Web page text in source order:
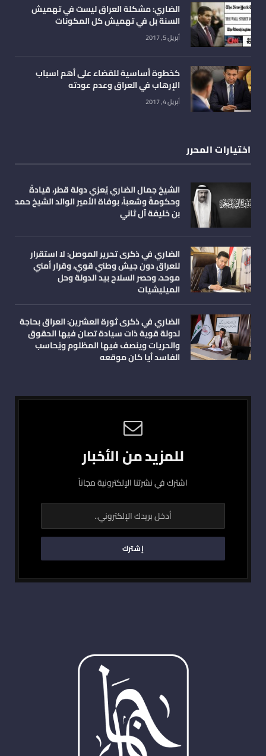
الضاري: مشكلة العراق ليست في تهميش
السنة بل في تهميش كل المكونات
أبريل 5, 2017
كخطوة أساسية للقضاء على أهم اسباب
الإرهاب في العراق وعدم عودته
أبريل 4, 2017
اختيارات المحرر
الشيخ جمال الضاري يُعزي دولة قطر، قيادةً
وحكومةً وشعباً، بوفاة الأمير الوالد الشيخ حمد
بن خليفة آل ثاني
الضاري في ذكرى تحرير الموصل: لا استقرار
للعراق دون جيش وطني قوي، وقرار أمني
موحد، وحصر السلاح بيد الدولة وحل
الميليشيات
الضاري في ذكرى ثورة العشرين: العراق بحاجة
لدولة قوية ذات سيادة تصان فيها الحقوق
والحريات وينصف فيها المظلوم ويُحاسب
الفاسد أيا كان موقعه
للمزيد من الأخبار
اشترك في نشرتنا الإلكترونية مجاناً